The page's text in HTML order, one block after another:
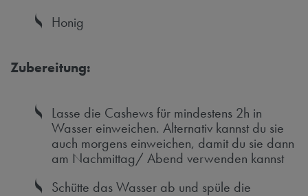
Honig
Zubereitung:
Lasse die Cashews für mindestens 2h in
Wasser einweichen. Alternativ kannst du sie
auch morgens einweichen, damit du sie dann
am Nachmittag/ Abend verwenden kannst
Schütte das Wasser ab und spüle die